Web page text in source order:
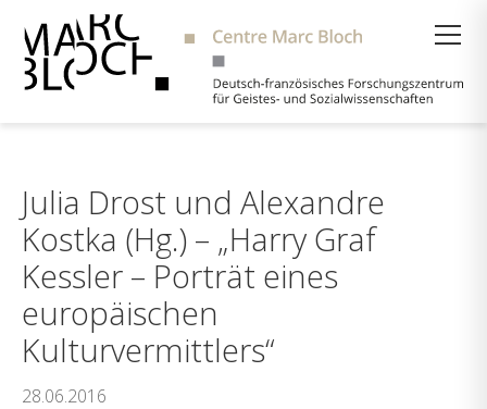
Julia Drost und Alexandre
Kostka (Hg.) – „Harry Graf
Kessler – Porträt eines
europäischen
Kulturvermittlers“
28.06.2016